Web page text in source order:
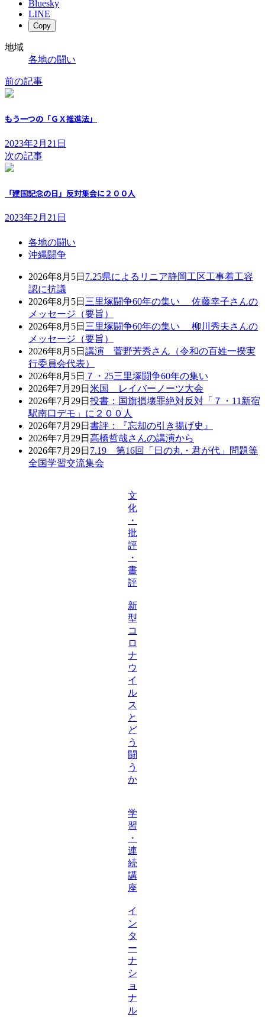
Bluesky
LINE
Copy
地域
各地の闘い
前の記事
もう一つの「ＧＸ推進法」
2023年2月21日
次の記事
「建国記念の日」反対集会に２００人
2023年2月21日
各地の闘い
沖縄闘争
2026年8月5日 7.25県によるリニア静岡工区工事着工容
認に抗議
2026年8月5日 三里塚闘争60年の集い 佐藤幸子さんの
メッセージ（要旨）
2026年8月5日 三里塚闘争60年の集い 柳川秀夫さんの
メッセージ（要旨）
2026年8月5日 講演 菅野芳秀さん（令和の百姓一揆実
行委員会代表）
2026年8月5日 ７・25三里塚闘争60年の集い
2026年7月29日 米国 レイバーノーツ大会
2026年7月29日 投書：国旗損壊罪絶対反対「７・11新宿
駅南口デモ」に２００人
2026年7月29日 書評：『忘却の引き揚げ史』
2026年7月29日 高橋哲哉さんの講演から
2026年7月29日 7.19 第16回「日の丸・君が代」問題等
全国学習交流集会
文
化
・
批
評
・
書
評
新
型
コ
ロ
ナ
ウ
イ
ル
ス
と
ど
う
闘
う
か
学
習
・
連
続
講
座
イ
ン
タ
ー
ナ
シ
ョ
ナ
ル